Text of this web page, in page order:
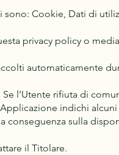
sono: Cookie, Dati di
privacy policy o
automaticamente
l’Utente rifiuta di
indichi
conseguenza sulla
il Titolare.